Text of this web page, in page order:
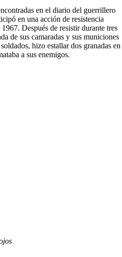
en el diario del guerrillero
en una acción de resistencia
Después de resistir durante tres
de sus camaradas y sus municiones
hizo estallar dos granadas en
a sus enemigos.